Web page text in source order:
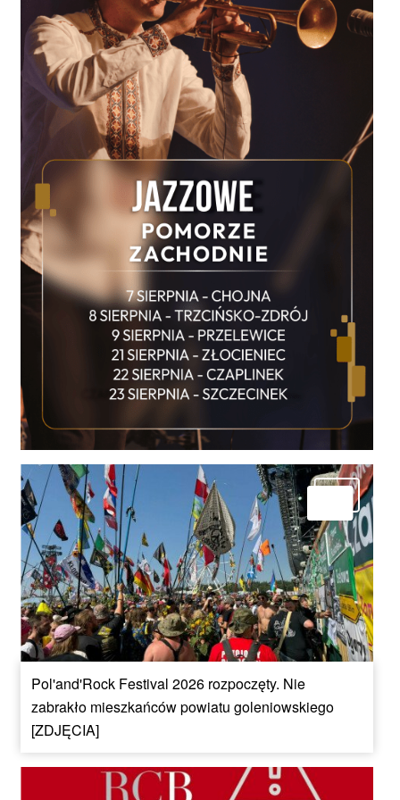
Pol'and'Rock Festival 2026 rozpoczęty. Nie
zabrakło mieszkańców powiatu goleniowskiego
[ZDJĘCIA]